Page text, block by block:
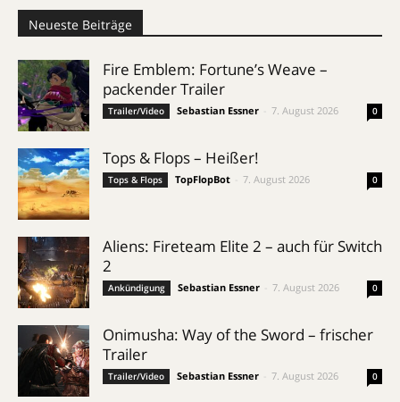
Neueste Beiträge
Fire Emblem: Fortune’s Weave –
packender Trailer
Trailer/Video Sebastian Essner 7. August 2026 0
Tops & Flops – Heißer!
Tops & Flops TopFlopBot 7. August 2026 0
Aliens: Fireteam Elite 2 – auch für Switch
2
Ankündigung Sebastian Essner 7. August 2026 0
Onimusha: Way of the Sword – frischer
Trailer
Trailer/Video Sebastian Essner 7. August 2026 0